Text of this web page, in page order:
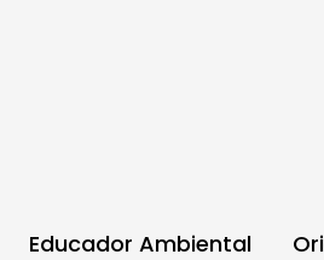
Educador Ambiental